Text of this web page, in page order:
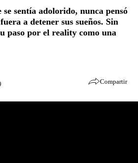
sentía adolorido, nunca pensó
a detener sus sueños. Sin
paso por el reality como una
Compartir